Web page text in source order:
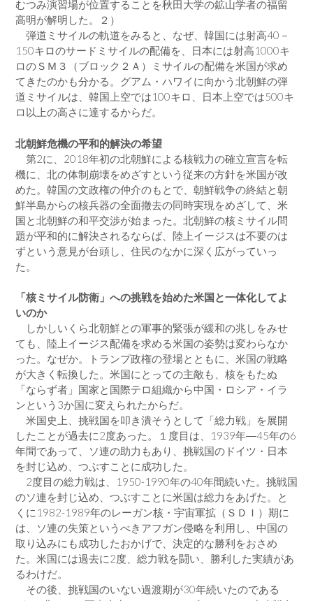
むつみ演習場が位置することを秋田大学の鉱山学者の福留
高明が解明した。２）
弾道ミサイルの軌道をみると、なぜ、韓国には射高40－
150キロのサードミサイルの配備を、日本には射高1000キ
ロのＳＭ３（ブロック２Ａ）ミサイルの配備を米国が求め
てきたのかも分かる。グアム・ハワイに向かう北朝鮮の弾
道ミサイルは、韓国上空では100キロ、日本上空では500キ
ロ以上の高さに達するからだ。
北朝鮮危機の平和的解決の希望
第2に、2018年初の北朝鮮による核戦力の確立宣言を転
機に、北の体制崩壊をめざすという従来の方針を米国が改
めた。韓国の文政権の仲介のもとで、朝鮮戦争の終結と朝
鮮半島からの核兵器の全面撤去の同時実現をめざして、米
国と北朝鮮の和平交渉が始まった。北朝鮮の核ミサイル問
題が平和的に解決されるならば、陸上イージスは不要のは
ずという意見が台頭し、住民のなかに深く広がっていっ
た。
「核ミサイル防衛」への挑戦を始めた米国と一体化してよ
いのか
しかしいくら北朝鮮との軍事的緊張が緩和の兆しをみせ
ても、陸上イージス配備を求める米国の姿勢は変わらなか
った。なぜか。トランプ政権の登場とともに、米国の戦略
が大きく転換した。米国にとっての主敵も、核をもたぬ
「ならず者」国家と国際テロ組織から中国・ロシア・イラ
ンという3か国に変えられたからだ。
米国史上、挑戦国を叩き潰そうとして「総力戦」を展開
したことが過去に2度あった。１度目は、1939年―45年の6
年間であって、ソ連の助力もあり、挑戦国のドイツ・日本
を封じ込め、つぶすことに成功した。
2度目の総力戦は、1950-1990年の40年間続いた。挑戦国
のソ連を封じ込め、つぶすことに米国は総力をあげた。と
くに1982-1989年のレーガン核・宇宙軍拡（ＳＤＩ）期に
は、ソ連の失策というべきアフガン侵略を利用し、中国の
取り込みにも成功したおかげで、決定的な勝利をおさめ
た。米国には過去に2度、総力戦を闘い、勝利した実績があ
るわけだ。
その後、挑戦国のいない過渡期が30年続いたのである